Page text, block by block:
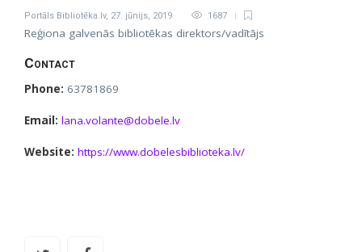
Portāls Bibliotēka.lv, 27. jūnijs, 2019 1687
Reģiona galvenās bibliotēkas direktors/vadītājs
Contact
Phone: 63781869
Email: lana.volante@dobele.lv
Website: https://www.dobelesbiblioteka.lv/